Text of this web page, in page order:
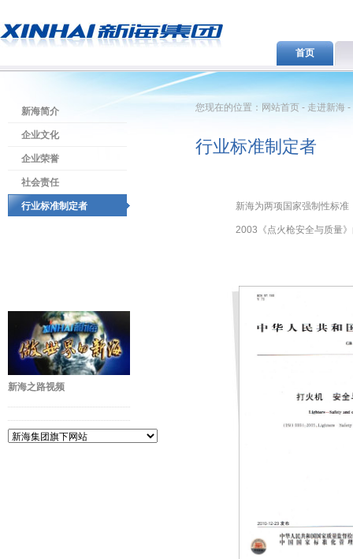
首页
新海简介
企业文化
企业荣誉
社会责任
行业标准制定者
新海之路视频
您现在的位置：网站首页 - 走进新海
行业标准制定者
新海为两项国家强制性标
2003《点火枪安全与质量